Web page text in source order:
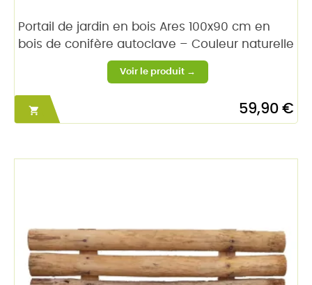
Portail de jardin en bois Ares 100x90 cm en
bois de conifère autoclave – Couleur naturelle
 59,90 €